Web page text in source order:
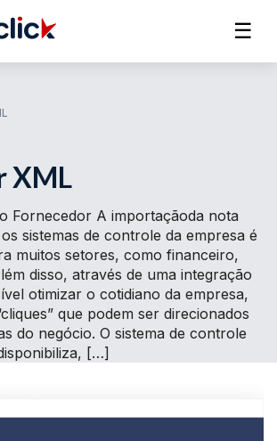
☰
XML
Fornecedor A importaçãoda nota
sistemas de controle da empresa é
muitos setores, como financeiro,
disso, através de uma integração
otimizar o cotidiano da empresa,
que podem ser direcionados
do negócio. O sistema de controle
[…]